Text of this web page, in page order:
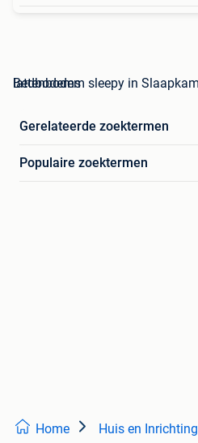
lattenbodem sleepy in Slaapkamer | Matrassen en Bedbodems
Gerelateerde zoektermen
Populaire zoektermen
Home Huis en Inrichting